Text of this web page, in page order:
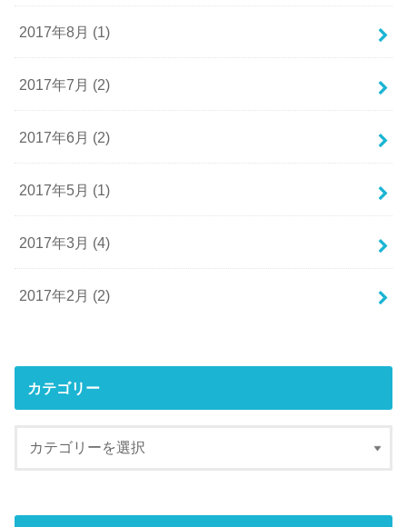
2017年8月 (1)
2017年7月 (2)
2017年6月 (2)
2017年5月 (1)
2017年3月 (4)
2017年2月 (2)
カテゴリー